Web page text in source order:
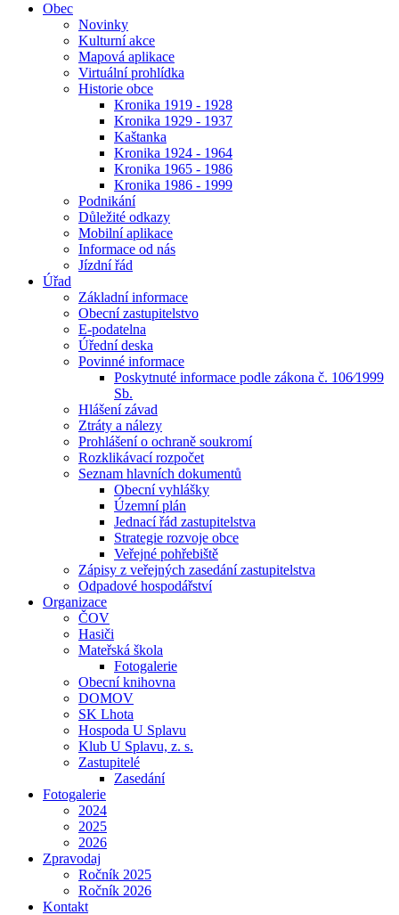
Obec
Novinky
Kulturní akce
Mapová aplikace
Virtuální prohlídka
Historie obce
Kronika 1919 - 1928
Kronika 1929 - 1937
Kaštanka
Kronika 1924 - 1964
Kronika 1965 - 1986
Kronika 1986 - 1999
Podnikání
Důležité odkazy
Mobilní aplikace
Informace od nás
Jízdní řád
Úřad
Základní informace
Obecní zastupitelstvo
E-podatelna
Úřední deska
Povinné informace
Poskytnuté informace podle zákona č. 106⁄1999
Sb.
Hlášení závad
Ztráty a nálezy
Prohlášení o ochraně soukromí
Rozklikávací rozpočet
Seznam hlavních dokumentů
Obecní vyhlášky
Územní plán
Jednací řád zastupitelstva
Strategie rozvoje obce
Veřejné pohřebiště
Zápisy z veřejných zasedání zastupitelstva
Odpadové hospodářství
Organizace
ČOV
Hasiči
Mateřská škola
Fotogalerie
Obecní knihovna
DOMOV
SK Lhota
Hospoda U Splavu
Klub U Splavu, z. s.
Zastupitelé
Zasedání
Fotogalerie
2024
2025
2026
Zpravodaj
Ročník 2025
Ročník 2026
Kontakt